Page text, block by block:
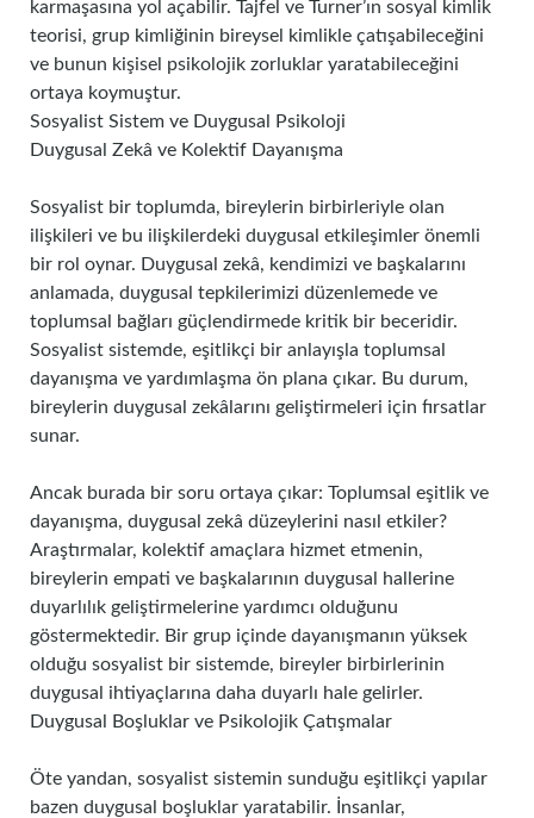
karmaşasına yol açabilir. Tajfel ve Turner’ın sosyal kimlik
teorisi, grup kimliğinin bireysel kimlikle çatışabileceğini
ve bunun kişisel psikolojik zorluklar yaratabileceğini
ortaya koymuştur.
Sosyalist Sistem ve Duygusal Psikoloji
Duygusal Zekâ ve Kolektif Dayanışma
Sosyalist bir toplumda, bireylerin birbirleriyle olan
ilişkileri ve bu ilişkilerdeki duygusal etkileşimler önemli
bir rol oynar. Duygusal zekâ, kendimizi ve başkalarını
anlamada, duygusal tepkilerimizi düzenlemede ve
toplumsal bağları güçlendirmede kritik bir beceridir.
Sosyalist sistemde, eşitlikçi bir anlayışla toplumsal
dayanışma ve yardımlaşma ön plana çıkar. Bu durum,
bireylerin duygusal zekâlarını geliştirmeleri için fırsatlar
sunar.
Ancak burada bir soru ortaya çıkar: Toplumsal eşitlik ve
dayanışma, duygusal zekâ düzeylerini nasıl etkiler?
Araştırmalar, kolektif amaçlara hizmet etmenin,
bireylerin empati ve başkalarının duygusal hallerine
duyarlılık geliştirmelerine yardımcı olduğunu
göstermektedir. Bir grup içinde dayanışmanın yüksek
olduğu sosyalist bir sistemde, bireyler birbirlerinin
duygusal ihtiyaçlarına daha duyarlı hale gelirler.
Duygusal Boşluklar ve Psikolojik Çatışmalar
Öte yandan, sosyalist sistemin sunduğu eşitlikçi yapılar
bazen duygusal boşluklar yaratabilir. İnsanlar,